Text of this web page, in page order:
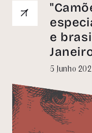
e
5 Junho